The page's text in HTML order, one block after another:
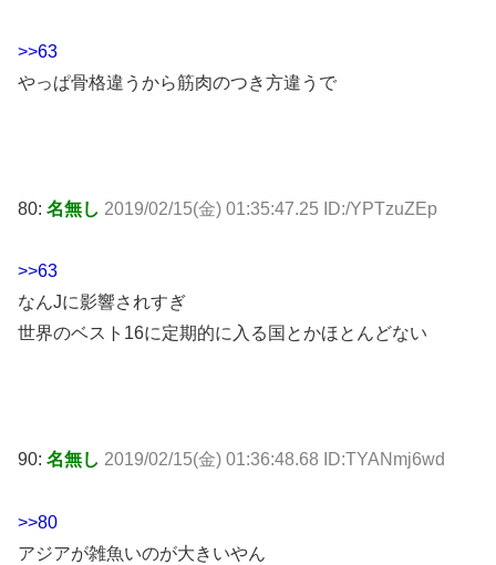
>>63
やっぱ骨格違うから筋肉のつき方違うで
80: 名無し 2019/02/15(金) 01:35:47.25 ID:/YPTzuZEp
>>63
なんJに影響されすぎ
世界のベスト16に定期的に入る国とかほとんどない
90: 名無し 2019/02/15(金) 01:36:48.68 ID:TYANmj6wd
>>80
アジアが雑魚いのが大きいやん